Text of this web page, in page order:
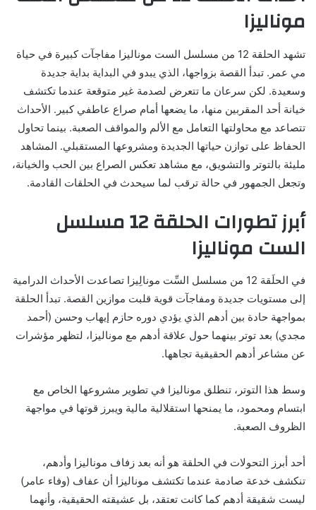
موناليزا
تشهد الحلقة 12 من مسلسل الست موناليزا مفاجآت كبيرة في حياة
مي عمر. تبدأ القصة بزواجها، الذي يبدو في البداية بداية جديدة
وسعيدة. لكن سرعان ما تتعرض لصدمة غير متوقعة عندما تكتشف
خيانة أحد المقربين منها، ما يضعها أمام صراع عاطفي كبير. الأحداث
تتصاعد مع محاولتها التعامل مع الألم والمواقف الصعبة. بينما تحاول
الحفاظ على توازن حياتها الجديدة ومشروعها المستقبلي. المشاهد
مليئة بالتوتر والتشويق، مع مشاهد تعكس الصراع بين الحب والخيانة،
وتجعل الجمهور في حالة ترقب لما سيحدث في الحلقات القادمة.
أبرز تطورات الحلقة 12 مسلسل
الست موناليزا
في الحلَقة 12 من مسلسل السِّت مونالِيزا تصاعدت الأحداث الدرامية
إلى مستويات جديدة ومفاجآت قوية قلبت موازين القصة. تبدأ الحلقة
بمواجهة حادة بين أدهم الذي يؤدي دوره حازم إيهاب وحسن (أحمد
مجدي) بعد توتر بينهما حول علاقة أدهم مع موناليزا، لتظهر مؤشرات
عن مشاعر أدهم الحقيقية تجاهها.
وسط هذا التوتر، تنطلق موناليزا في تطوير مشروعها الخاص مع
ابتسام ومحمود، ما يمنحها استقلالية مالية ويبرز قوتها في مواجهة
الظروف الصعبة.
أحد أبرز التحولات في الحلقة هو أنه بعد زفاف موناليزا وأدهم،
تنكشف خدعة صادمة عندما تكتشف موناليزا أن عفاف (وفاء عامر)
ليست شقيقة أدهم كما كانت تعتقد، بل عشيقته الحقيقية، وأنهما